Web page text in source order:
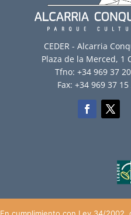
CEDER - Alcarria
Plaza de la Merced, 1
Tfno: +34 969 37
Fax: +34 969 37 15